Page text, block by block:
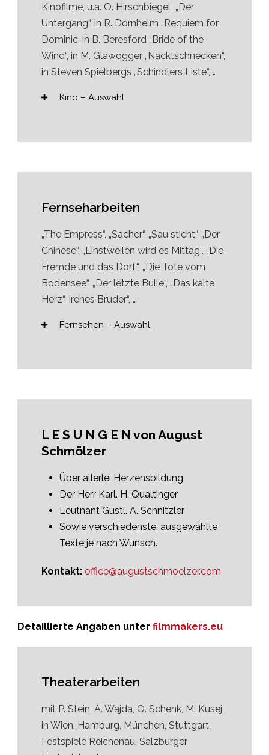
Kinofilme, u.a. O. Hirschbiegel „Der
Untergang“, in R. Dornhelm „Requiem for
Dominic, in B. Beresford „Bride of the
Wind“, in M. Glawogger „Nacktschnecken“,
in Steven Spielbergs „Schindlers Liste“, …
Kino – Auswahl
Fernseharbeiten
„The Empress“, „Sacher“, „Sau sticht“, „Der
Chinese“, „Einstweilen wird es Mittag“, „Die
Fremde und das Dorf“, „Die Tote vom
Bodensee“, „Der letzte Bulle“, „Das kalte
Herz“, Irenes Bruder“, …
Fernsehen – Auswahl
L E S U N G E N von August
Schmölzer
Über allerlei Herzensbildung
Der Herr Karl. H. Qualtinger
Leutnant Gustl. A. Schnitzler
Sowie verschiedenste, ausgewählte
Texte je nach Wunsch.
Kontakt: office@augustschmoelzer.com
Detaillierte Angaben unter filmmakers.eu
Theaterarbeiten
mit P. Stein, A. Wajda, O. Schenk, M. Kusej
in Wien, Hamburg, München, Stuttgart,
Festspiele Reichenau, Salzburger